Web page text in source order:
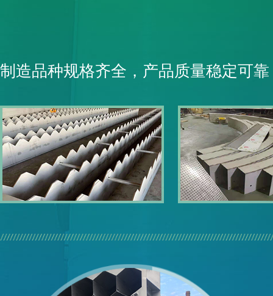
制造品种规格齐全，产品质量稳定可靠